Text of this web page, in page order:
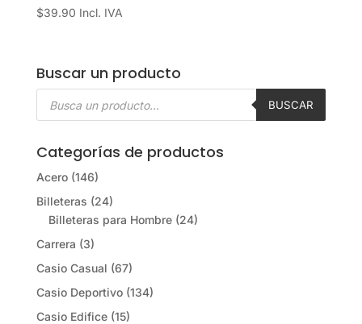
$39.90 Incl. IVA
Buscar un producto
Búsqueda
BUSCAR
Categorías de productos
Acero (146)
Billeteras (24)
Billeteras para Hombre (24)
Carrera (3)
Casio Casual (67)
Casio Deportivo (134)
Casio Edifice (15)